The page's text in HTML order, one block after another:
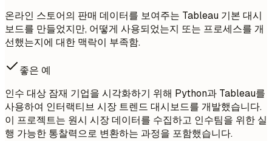
온라인 스토어의 판매 데이터를 보여주는 Tableau 기본 대시
보드를 만들었지만, 어떻게 사용되었는지 또는 프로세스를 개
선했는지에 대한 맥락이 부족함.
좋은 예
인수 대상 잠재 기업을 시각화하기 위해 Python과 Tableau를
사용하여 인터랙티브 시장 트렌드 대시보드를 개발했습니다.
이 프로젝트는 원시 시장 데이터를 수집하고 인수팀을 위한 실
행 가능한 통찰력으로 변환하는 과정을 포함했습니다.